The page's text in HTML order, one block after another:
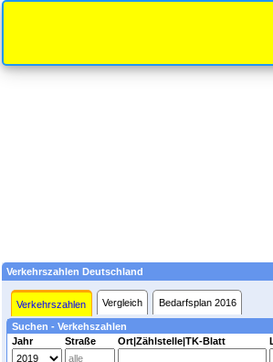
Verkehrszahlen Deutschland
Verkehrszahlen Vergleich Bedarfsplan 2016
Suchen - Verkehszahlen
Jahr
Straße Ort|Zählstelle|TK-Blatt